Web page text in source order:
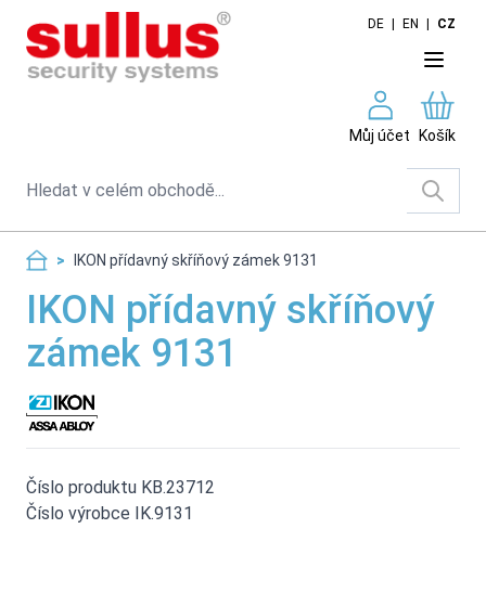
Skip to Content
DE EN CZ
Můj účet Košík
Search
> IKON přídavný skříňový zámek 9131
IKON přídavný skříňový
zámek 9131
Číslo produktu KB.23712
Číslo výrobce IK.9131